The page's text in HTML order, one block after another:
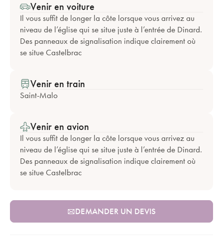
Venir en voiture
Il vous suffit de longer la côte lorsque vous arrivez au
niveau de l’église qui se situe juste à l’entrée de Dinard.
Des panneaux de signalisation indique clairement où
se situe Castelbrac
Venir en train
Saint-Malo
Venir en avion
Il vous suffit de longer la côte lorsque vous arrivez au
niveau de l’église qui se situe juste à l’entrée de Dinard.
Des panneaux de signalisation indique clairement où
se situe Castelbrac
DEMANDER UN DEVIS